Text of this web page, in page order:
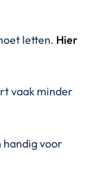
letten. Hier
vaak minder
handig voor